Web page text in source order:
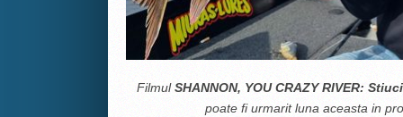
FilmulSHANNON, YOU CRAZY RIVER:
poate fi urmarit luna aceasta in